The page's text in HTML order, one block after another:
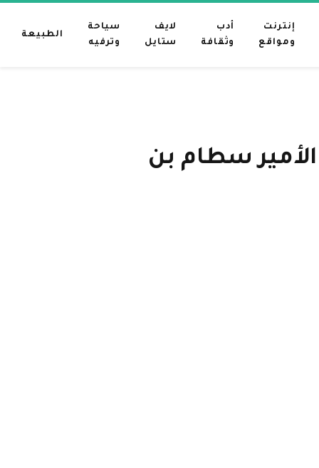
إنترنت
ومواقع
أدب
وثقافة
لايف
ستايل
سياحة
وترفيه
الطبيعة
سطام بن